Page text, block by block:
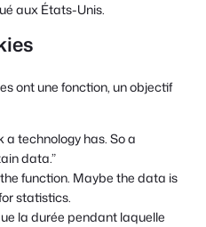
aux États-Unis.
ont une fonction, un objectif
technology has. So a
data.”
function. Maybe the data is
statistics.
la durée pendant laquelle